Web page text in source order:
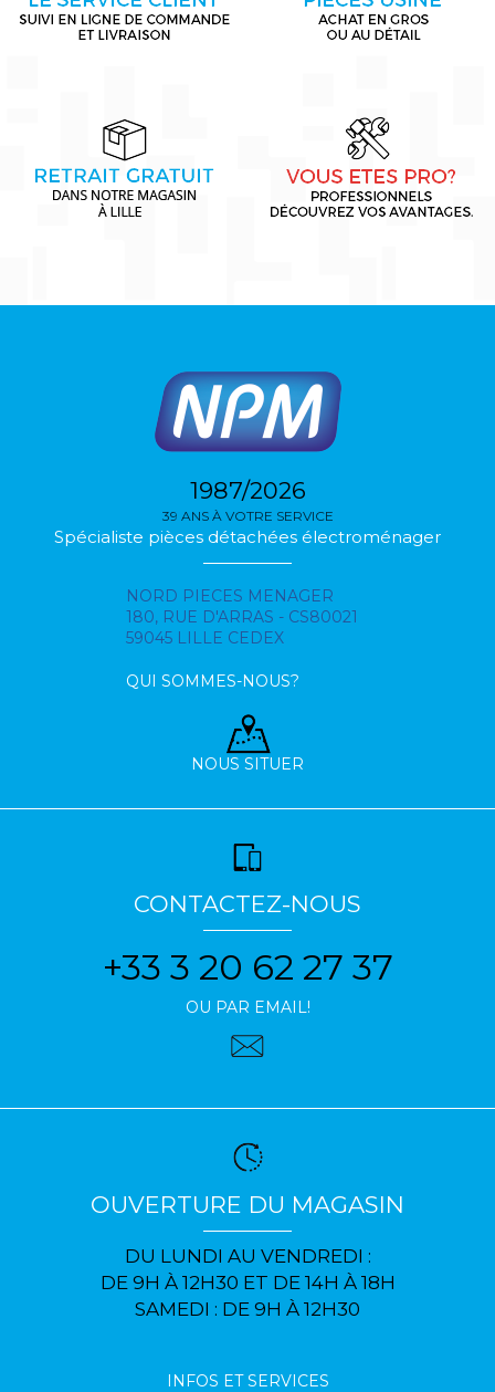
1987/2026
39 ANS À VOTRE SERVICE
Spécialiste pièces détachées électroménager
NORD PIECES MENAGER
180, RUE D'ARRAS - CS80021
59045 LILLE CEDEX
QUI SOMMES-NOUS?
NOUS SITUER
CONTACTEZ-NOUS
+33 3 20 62 27 37
OU PAR EMAIL!
OUVERTURE DU MAGASIN
DU LUNDI AU VENDREDI :
DE 9H À 12H30 ET DE 14H À 18H
SAMEDI : DE 9H À 12H30
INFOS ET SERVICES